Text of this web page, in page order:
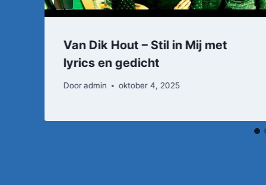
Van Dik Hout – Stil in Mij met
lyrics en gedicht
Dooradmin oktober 4, 2025